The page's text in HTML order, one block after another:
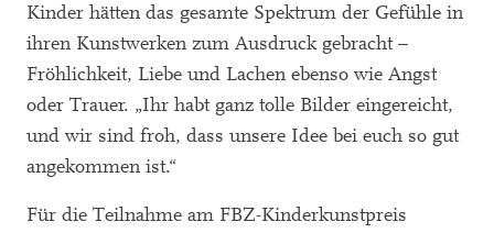
Kinder hätten das gesamte Spektrum der Gefühle in
ihren Kunstwerken zum Ausdruck gebracht –
Fröhlichkeit, Liebe und Lachen ebenso wie Angst
oder Trauer. „Ihr habt ganz tolle Bilder eingereicht,
und wir sind froh, dass unsere Idee bei euch so gut
angekommen ist.“
Für die Teilnahme am FBZ-Kinderkunstpreis